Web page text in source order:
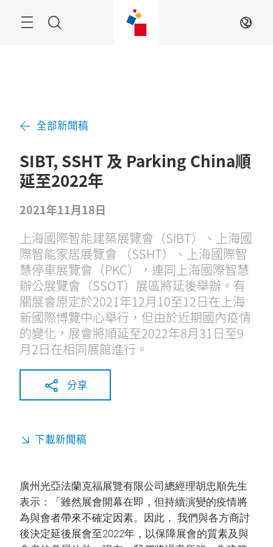
Navigation ZH
全部新聞稿
SIBT, SSHT 及 Parking China順
延至2022年
2021年11月18日
上海國際智能建築展覽會（SIBT）、上海國
際智能家居展覽會 （SSHT）、上海國際智
慧停車展覽會（PKC），連同上海國際智慧
辦公展覽會（SSOT）展區將延後舉辦。有
關展會原定於2021年12月10至12日在上海
新國際博覽中心舉行，但由於近期國內疫情
的變化，展會將順延至2022年8月31日至9
月2日在相同展館進行。
分享
下載新聞稿
廣州光亞法蘭克福展覽有限公司總經理胡忠順先生
表示：「雖然展會開幕在即，但持續演變的疫情將
為與會者帶來不確定因素。因此， 我們與各方商討
後決定延後展會至2022年，以保障展會的質素及與